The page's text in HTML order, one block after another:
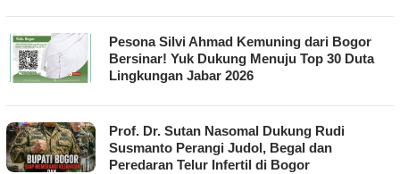
Pesona Silvi Ahmad Kemuning dari Bogor
Bersinar! Yuk Dukung Menuju Top 30 Duta
Lingkungan Jabar 2026
Prof. Dr. Sutan Nasomal Dukung Rudi
Susmanto Perangi Judol, Begal dan
Peredaran Telur Infertil di Bogor